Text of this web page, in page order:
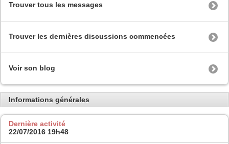
Trouver tous les messages
Trouver les dernières discussions commencées
Voir son blog
Informations générales
Dernière activité
22/07/2016 19h48